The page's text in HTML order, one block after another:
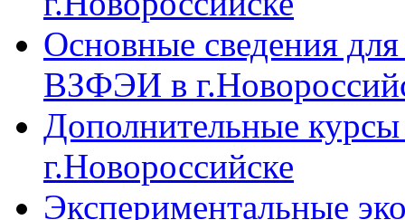
Основные сведения
ВЗФЭИ в
Дополнительные
г.Новороссийске
Экспериментальные